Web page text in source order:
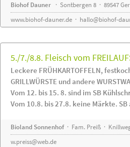
Biohof Dauner · Sontbergen 8 · 89547
www.biohof-dauner.de· hallo@biohof-
5./7./8.8. Fleisch vom
Leckere FRÜHKARTOFFELN,
GRILLWÜRSTE und andere
Vom 12. bis 15. 8. sind im SB
Vom 10.8. bis 27.8. keine Märkte.
Bioland Sonnenhof· Fam. Preiß ·
w.preiss@web.de